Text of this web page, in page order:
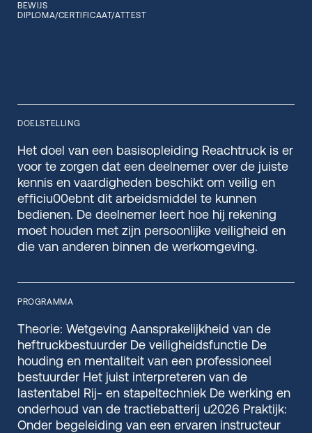
BEWIJS
DIPLOMA/CERTIFICAAT/ATTEST
DOELSTELLING
Het doel van een basisopleiding Reachtruck is er
voor te zorgen dat een deelnemer over de juiste
kennis en vaardigheden beschikt om veilig en
efficiu00ebnt dit arbeidsmiddel te kunnen
bedienen. De deelnemer leert hoe hij rekening
moet houden met zijn persoonlijke veiligheid en
die van anderen binnen de werkomgeving.
PROGRAMMA
Theorie: Wetgeving Aansprakelijkheid van de
heftruckbestuurder De veiligheidsfunctie De
houding en mentaliteit van een professioneel
bestuurder Het juist interpreteren van de
lastentabel Rij- en stapeltechniek De werking en
onderhoud van de tractiebatterij u2026 Praktijk:
Onder begeleiding van een ervaren instructeur